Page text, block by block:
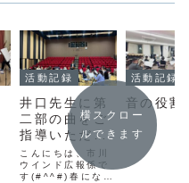
活動記録
井口先生に第
二部の曲をご
指導いただき
ました。
こんにちは、市川
ウインド広報係で
す(#^^#)春になっ
活動記録
音の役割
横スクロー
ルできます